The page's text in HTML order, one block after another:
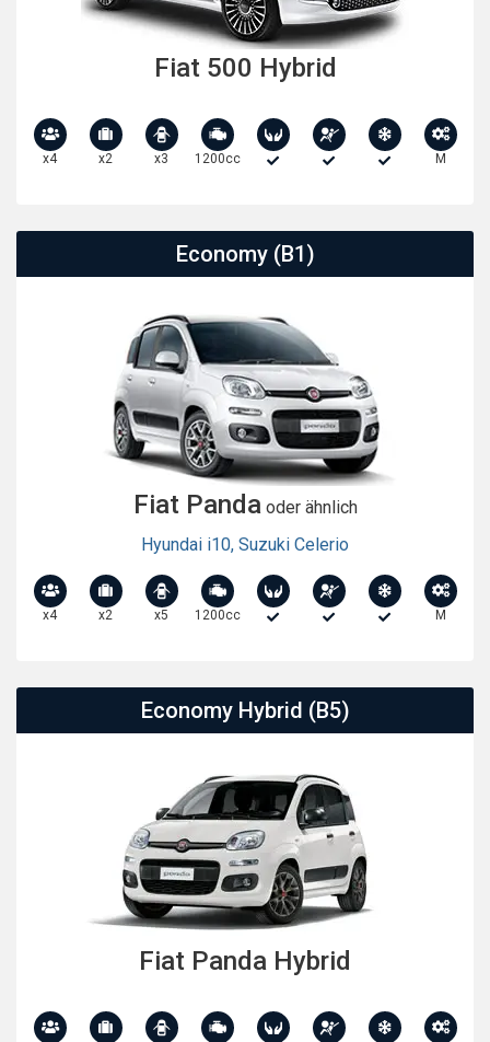
Fiat 500 Hybrid
x4 x2 x3 1200cc M
Economy (B1)
Fiat Panda oder ähnlich
Hyundai i10, Suzuki Celerio
x4 x2 x5 1200cc M
Economy Hybrid (B5)
Fiat Panda Hybrid